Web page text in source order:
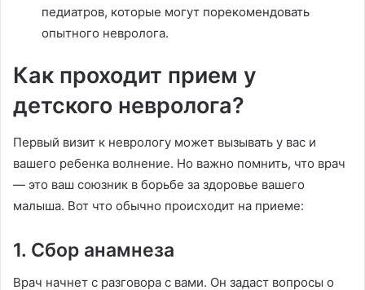
педиатров, которые могут порекомендовать
опытного невролога.
Как проходит прием у
детского невролога?
Первый визит к неврологу может вызывать у вас и
вашего ребенка волнение. Но важно помнить, что врач
— это ваш союзник в борьбе за здоровье вашего
малыша. Вот что обычно происходит на приеме:
1. Сбор анамнеза
Врач начнет с разговора с вами. Он задаст вопросы о